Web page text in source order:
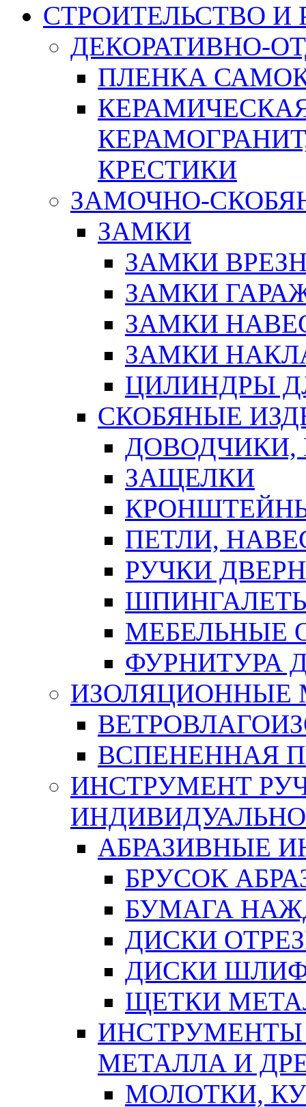
СТРОИТЕЛЬСТВО И
ДЕКОРАТИВНО-
ПЛЕНКА
КРЕСТИКИ
ЗАМОЧНО-
ЗАМКИ
ЗАМКИ
ЗАМКИ
ЗАМКИ
ЗАМКИ
ЦИЛИНДРЫ
СКОБЯНЫЕ
ЗАЩЕЛКИ
ПЕТЛИ,
РУЧКИ
МЕБЕЛЬНЫЕ
ФУРНИТУРА
ИЗОЛЯЦИОННЫЕ
ВСПЕНЕННАЯ
ИНСТРУМЕНТ
АБРАЗИВНЫЕ
БРУСОК
БУМАГА
ДИСКИ
ДИСКИ
ЩЕТКИ
ИНСТРУМЕНТЫ
МЕТАЛЛА И
МОЛОТКИ,